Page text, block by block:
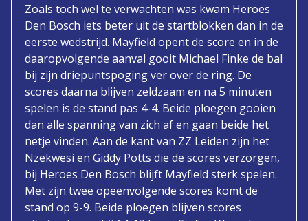
Zoals toch wel te verwachten was kwam Heroes
Den Bosch iets beter uit de startblokken dan in de
eerste wedstrijd. Mayfield opent de score en in de
daaropvolgende aanval gooit Michael Finke de bal
bij zijn driepuntspoging ver over de ring. De
scores daarna blijven zeldzaam en na 5 minuten
spelen is de stand pas 4-4. Beide ploegen gooien
dan alle spanning van zich af en gaan beide het
netje vinden. Aan de kant van ZZ Leiden zijn het
Nzekwesi en Giddy Potts die de scores verzorgen,
bij Heroes Den Bosch blijft Mayfield sterk spelen.
Met zijn twee opeenvolgende scores komt de
stand op 9-9. Beide ploegen blijven scores